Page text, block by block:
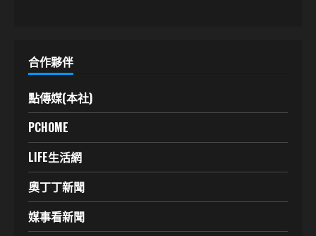
合作夥伴
點傳媒(本社)
PCHOME
LIFE生活網
奧丁丁新聞
媒事看新聞